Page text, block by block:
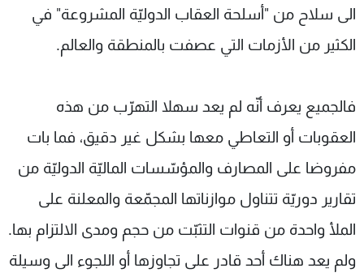
الى سلاح من "أسلحة العقاب الدوليّة المشروعة" في
الكثير من الأزمات التي عصفت بالمنطقة والعالم.
فالجميع يعرف أنّه لم يعد سهلا التهرّب من هذه
العقوبات أو التعاطي معها بشكل غير دقيق، فما بات
مفروضا على المصارف والمؤسّسات الماليّة الدوليّة من
تقارير دوريّة تتناول موازناتها المجمّعة والمعلنة على
الملأ واحدة من قنوات التثبّت من حجم ومدى الالتزام بها.
ولم يعد هناك أحد قادر على تجاوزها أو اللجوء الى وسيلة